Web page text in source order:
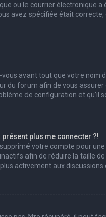
ou le courrier électronique
avez spécifiée était
avant tout que votre nom
du forum afin de vous
de configuration et qu’il
présent plus me connecter ?!
votre compte pour
afin de réduire la taille de
activement aux discussions